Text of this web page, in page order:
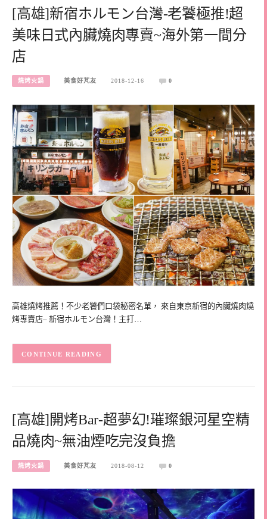
[高雄]新宿ホルモン台灣-老饕極推!超
美味日式內臟燒肉專賣~海外第一間分
店
燒烤火鍋 美食好芃友 2018-12-16 0
高雄燒烤推薦！不少老饕們口袋秘密名單， 來自東京新宿的內臟燒肉燒
烤專賣店– 新宿ホルモン台灣！主打…
CONTINUE READING
[高雄]開烤Bar-超夢幻!璀璨銀河星空精
品燒肉~無油煙吃完沒負擔
燒烤火鍋 美食好芃友 2018-08-12 0